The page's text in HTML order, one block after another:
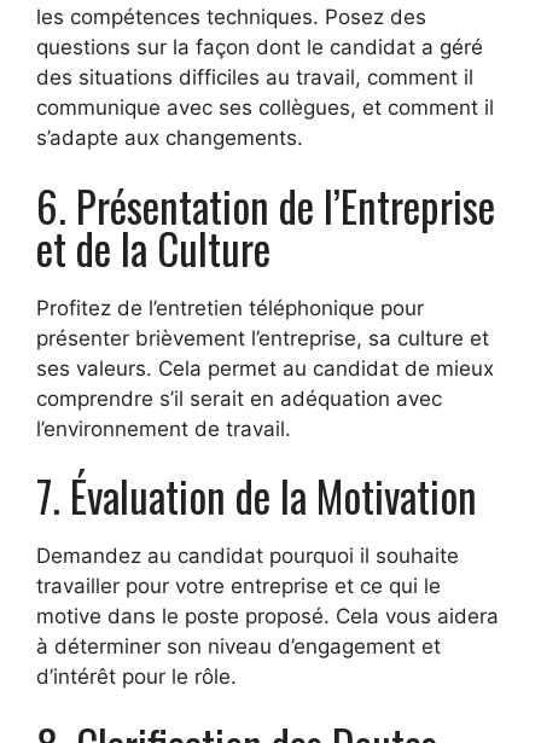
les compétences techniques. Posez des
questions sur la façon dont le candidat a géré
des situations difficiles au travail, comment il
communique avec ses collègues, et comment il
s’adapte aux changements.
6. Présentation de l’Entreprise
et de la Culture
Profitez de l’entretien téléphonique pour
présenter brièvement l’entreprise, sa culture et
ses valeurs. Cela permet au candidat de mieux
comprendre s’il serait en adéquation avec
l’environnement de travail.
7. Évaluation de la Motivation
Demandez au candidat pourquoi il souhaite
travailler pour votre entreprise et ce qui le
motive dans le poste proposé. Cela vous aidera
à déterminer son niveau d’engagement et
d’intérêt pour le rôle.